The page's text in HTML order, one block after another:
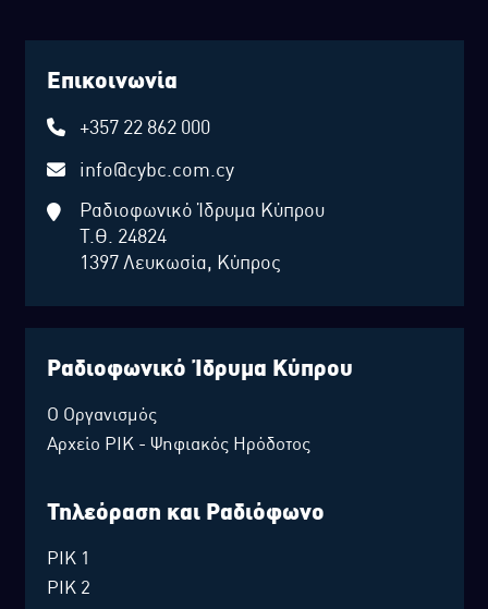
Επικοινωνία
+357 22 862 000
info@cybc.com.cy
Ραδιοφωνικό Ίδρυμα Κύπρου
Τ.Θ. 24824
1397 Λευκωσία, Κύπρος
Ραδιοφωνικό Ίδρυμα Κύπρου
Ο Οργανισμός
Αρχείο ΡΙΚ - Ψηφιακός Ηρόδοτος
Τηλεόραση και Ραδιόφωνο
ΡΙΚ 1
ΡΙΚ 2